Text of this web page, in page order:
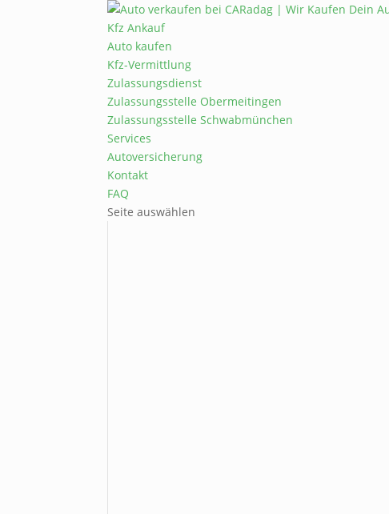
Kfz Ankauf
Auto kaufen
Kfz-Vermittlung
Zulassungsdienst
Zulassungsstelle Obermeitingen
Zulassungsstelle Schwabmünchen
Services
Autoversicherung
Kontakt
FAQ
Seite auswählen